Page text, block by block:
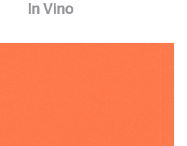
In Vino